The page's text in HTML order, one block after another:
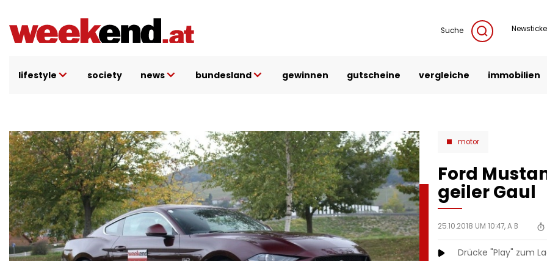
Inhalt
Suche
lifestyle society news bundesland gewinnen gutscheine vergleiche immobilien
motor
Ford
geiler Gaul
25.10.2018 UM 10:47,A B
Drücke "Play" zum